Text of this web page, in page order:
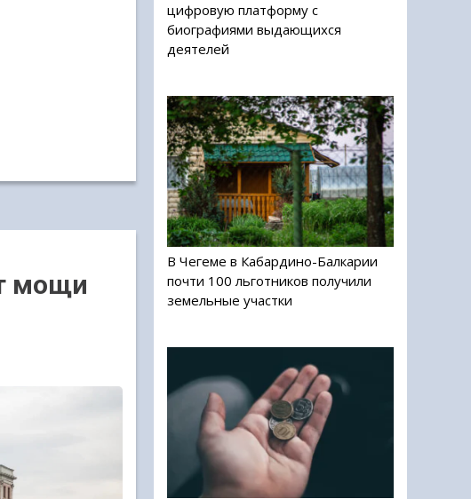
мощи
цифровую платформу с
биографиями выдающихся
деятелей
В Чегеме в Кабардино-Балкарии
почти 100 льготников получили
земельные участки